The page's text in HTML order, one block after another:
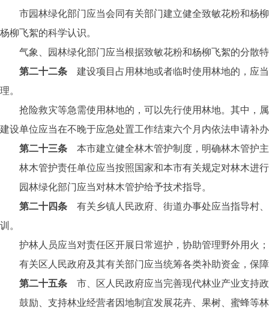
市园林绿化部门应当会同有关部门建立健全致敏花粉和杨柳
杨柳飞絮的科学认识。
气象、园林绿化部门应当根据致敏花粉和杨柳飞絮的分散特
第二十二条 建设项目占用林地或者临时使用林地的，应
理。
抢险救灾等急需使用林地的，可以先行使用林地。其中，属
建设单位应当在不晚于应急处置工作结束六个月内依法申请补
第二十三条 本市建立健全林木管护制度，明确林木管护
林木管护责任单位应当按照国家和本市有关规定对林木进行
园林绿化部门应当对林木管护给予技术指导。
第二十四条 有关乡镇人民政府、街道办事处应当指导村
训。
护林人员应当对责任区开展日常巡护，协助管理野外用火；
有关区人民政府及其有关部门应当统筹各类补助资金，保
第二十五条 市、区人民政府应当完善现代林业产业支持
鼓励、支持林业经营者因地制宜发展花卉、果树、蜜蜂等林